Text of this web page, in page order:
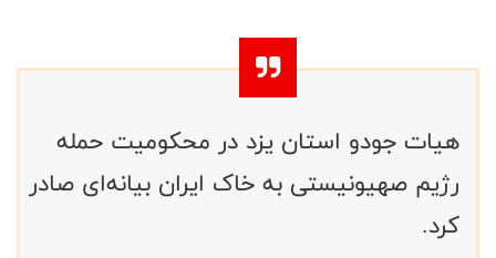
هیات جودو استان یزد در محکومیت حمله
رژیم صهیونیستی به خاک ایران بیانه‌ای صادر
کرد.